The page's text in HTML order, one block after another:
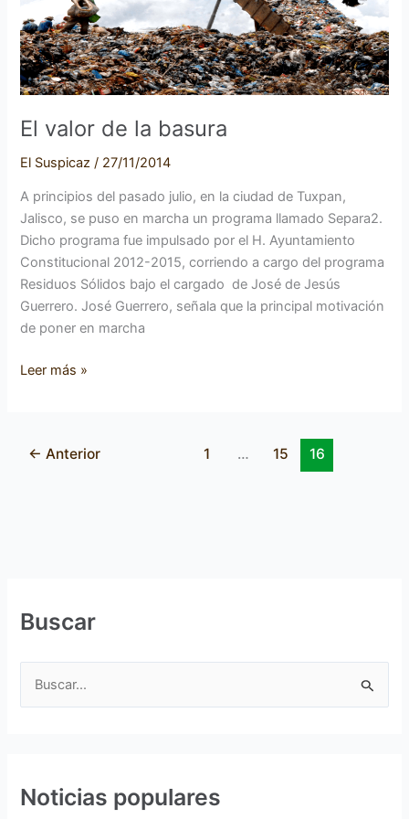
El valor de la basura
El Suspicaz/ 27/11/2014
A principios del pasado julio, en la ciudad de Tuxpan,
Jalisco, se puso en marcha un programa llamado Separa2.
Dicho programa fue impulsado por el H. Ayuntamiento
Constitucional 2012-2015, corriendo a cargo del programa
Residuos Sólidos bajo el cargado de José de Jesús
Guerrero. José Guerrero, señala que la principal motivación
de poner en marcha
Leer más »
← Anterior 1 … 15 16
Buscar
a
Noticias populares